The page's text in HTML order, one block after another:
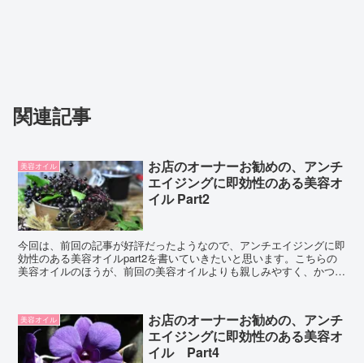
関連記事
美容オイル
お店のオーナーお勧めの、アンチ
エイジングに即効性のある美容オ
イル Part2
今回は、前回の記事が好評だったようなので、アンチエイジングに即
効性のある美容オイルpart2を書いていきたいと思います。こちらの
美容オイルのほうが、前回の美容オイルよりも親しみやすく、かつ手
美容オイル
お店のオーナーお勧めの、アンチ
エイジングに即効性のある美容オ
イル Part4